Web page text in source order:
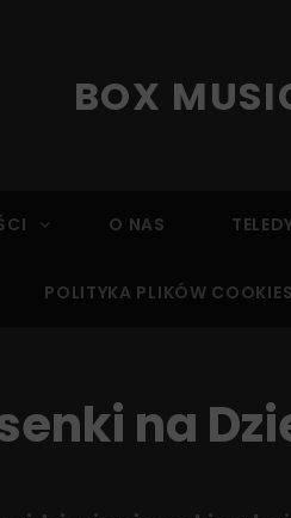
BOX
O NAS
POLITYKA PLIKÓW
na